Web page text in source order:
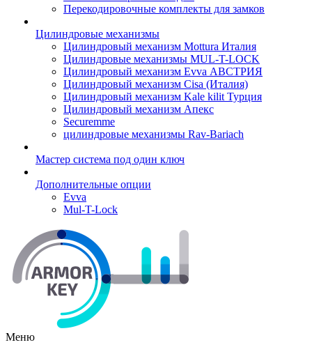
Перекодировочные комплекты для замков
Цилиндровые механизмы
Цилиндровый механизм Mottura Италия
Цилиндровые механизмы MUL-T-LOCK
Цилиндровый механизм Evva АВСТРИЯ
Цилиндровый механизм Cisa (Италия)
Цилиндровый механизм Kale kilit Турция
Цилиндровый механизм Апекс
Securemme
цилиндровые механизмы Rav-Bariach
Мастер система под один ключ
Дополнительные опции
Evva
Mul-T-Lock
Меню